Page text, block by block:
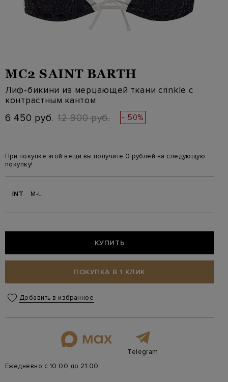
MC2 SAINT BARTH
Лиф-бикини из мерцающей ткани crinkle с
контрастным кантом
6 450 руб. 12 900 руб. - 50%
При покупке этой вещи вы получите 0 рублей на следующую
покупку!
INT M-L
КУПИТЬ
ПОКУПКА В 1 КЛИК
Добавить в избранное
Telegram
Ежедневно с 10:00 до 21:00